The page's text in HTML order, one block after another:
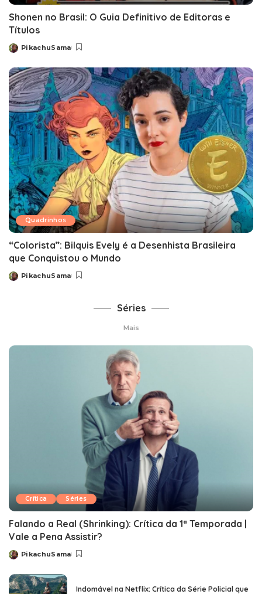
Shonen no Brasil: O Guia Definitivo de Editoras e
Títulos
Posted
PikachuSama
Quadrinhos
“Colorista”: Bilquis Evely é a Desenhista Brasileira
que Conquistou o Mundo
Posted
PikachuSama
Séries
Mais
Crítica Séries
Falando a Real (Shrinking): Crítica da 1ª Temporada |
Vale a Pena Assistir?
Posted
PikachuSama
Indomável na Netflix: Crítica da Série Policial que